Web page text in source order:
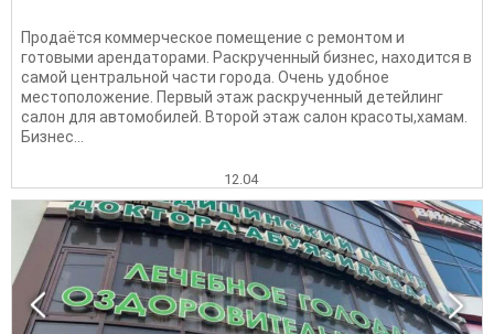
Продаётся коммерческое помещение с ремонтом и
готовыми арендаторами. Раскрученный бизнес, находится в
самой центральной части города. Очень удобное
местоположение. Первый этаж раскрученный детейлинг
салон для автомобилей. Второй этаж салон красоты,хамам.
Бизнес...
12.04